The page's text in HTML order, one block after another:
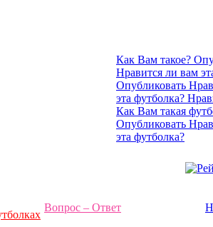
Как Вам такое?
Нравится ли вам
Опубликовать
эта футболка?
Как Вам такая
Опубликовать
эта футболка?
Вопрос – Ответ